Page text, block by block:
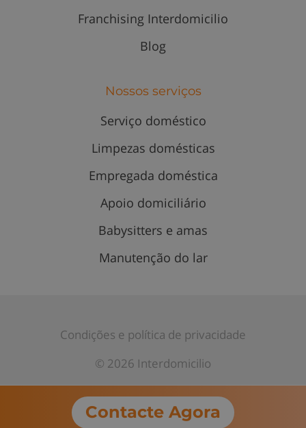
Franchising Interdomicilio
Blog
Nossos serviços
Serviço doméstico
Limpezas domésticas
Empregada doméstica
Apoio domiciliário
Babysitters e amas
Manutenção do lar
Condições e política de privacidade
© 2026 Interdomicilio
Contacte Agora